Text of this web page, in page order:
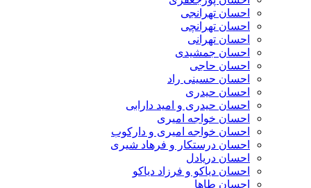
احسان تهرانجی
احسان تهرانچی
احسان تهرانی
احسان جمشیدی
احسان حاجی
احسان حسینی راد
احسان حیدری
احسان حیدری و امید دارابی
احسان خواجه امیری
احسان خواجه امیری و دارکوب
احسان درستكار و فرهاد شيرى
احسان دریادل
احسان دیاکو و فرزاد دیاکو
احسان طاها